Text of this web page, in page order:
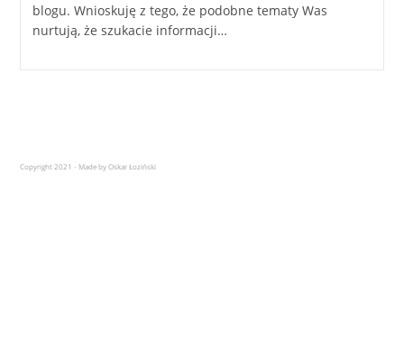
blogu. Wnioskuję z tego, że podobne tematy Was
nurtują, że szukacie informacji…
Copyright 2021 - Made by Oskar Łoziński